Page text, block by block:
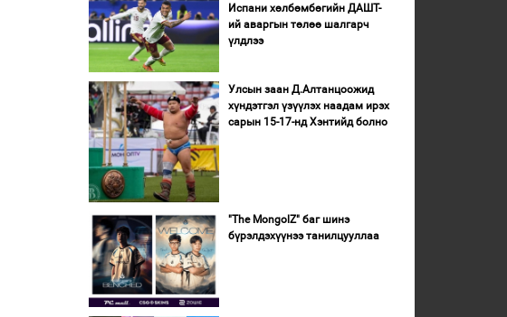
Испани хөлбөмбөгийн ДАШТ-
ий аваргын төлөө шалгарч
үлдлээ
Улсын заан Д.Алтанцоожид
хүндэтгэл үзүүлэх наадам ирэх
сарын 15-17-нд Хэнтийд болно
"The MongolZ" баг шинэ
бүрэлдэхүүнээ танилцууллаа